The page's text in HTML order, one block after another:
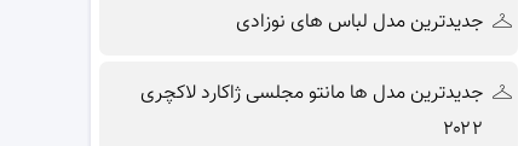
جدیدترین مدل لباس های نوزادی
جدیدترین مدل ها مانتو مجلسی ژاکارد لاکچری
۲۰۲۲